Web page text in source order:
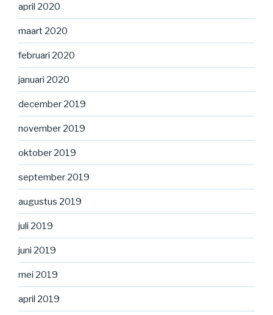
april 2020
maart 2020
februari 2020
januari 2020
december 2019
november 2019
oktober 2019
september 2019
augustus 2019
juli 2019
juni 2019
mei 2019
april 2019